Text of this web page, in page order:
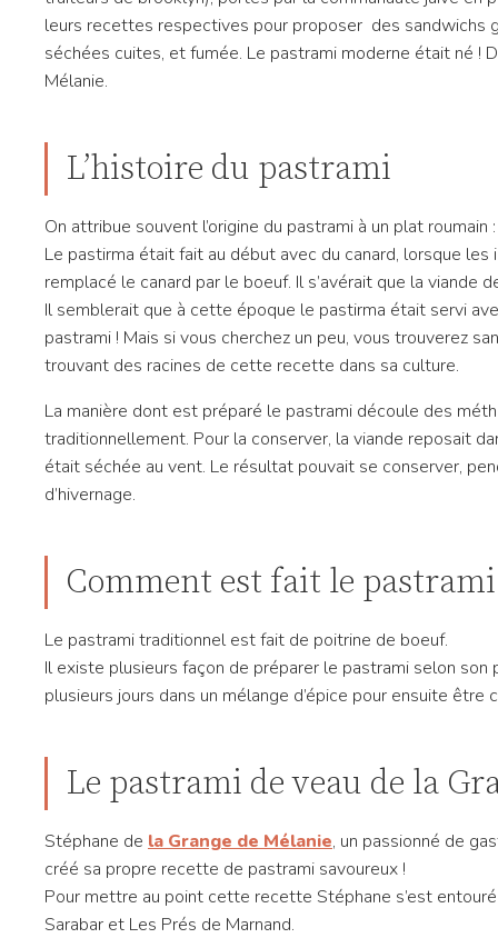
leurs recettes respectives pour proposer des sandwichs
séchées cuites, et fumée. Le pastrami moderne était né !
Mélanie.
L’histoire du pastrami
On attribue souvent l’origine du pastrami à un plat
Le pastirma était fait au début avec du canard, lorsque
remplacé le canard par le boeuf. Il s’avérait que la viande
Il semblerait que à cette époque le pastirma était servi
pastrami ! Mais si vous cherchez un peu, vous trouverez
trouvant des racines de cette recette dans sa culture.
La manière dont est préparé le pastrami découle des
traditionnellement. Pour la conserver, la viande reposait
était séchée au vent. Le résultat pouvait se conserver,
d’hivernage.
Comment est fait le pastrami
Le pastrami traditionnel est fait de poitrine de boeuf.
Il existe plusieurs façon de préparer le pastrami selon son
plusieurs jours dans un mélange d’épice pour ensuite être
Le pastrami de veau de la
Stéphane de la Grange de Mélanie, un passionné de
créé sa propre recette de pastrami savoureux !
Pour mettre au point cette recette Stéphane s’est
Sarabar et Les Prés de Marnand.